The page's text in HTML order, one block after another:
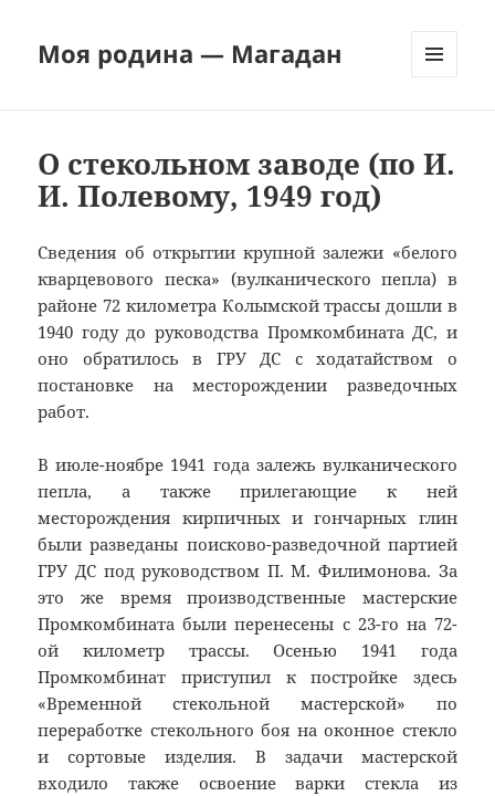
Моя родина — Магадан
О стекольном заводе (по И.
И. Полевому, 1949 год)
Сведения об открытии крупной залежи «белого
кварцевового песка» (вулканического пепла) в
районе 72 километра Колымской трассы дошли в
1940 году до руководства Промкомбината ДС, и
оно обратилось в ГРУ ДС с ходатайством о
постановке на месторождении разведочных
работ.
В июле-ноябре 1941 года залежь вулканического
пепла, а также прилегающие к ней
месторождения кирпичных и гончарных глин
были разведаны поисково-разведочной партией
ГРУ ДС под руководством П. М. Филимонова. За
это же время производственные мастерские
Промкомбината были перенесены с 23-го на 72-
ой километр трассы. Осенью 1941 года
Промкомбинат приступил к постройке здесь
«Временной стекольной мастерской» по
переработке стекольного боя на оконное стекло
и сортовые изделия. В задачи мастерской
входило также освоение варки стекла из